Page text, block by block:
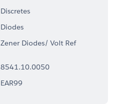
Discretes
Diodes
Zener Diodes/ Volt Ref
8541.10.0050
EAR99